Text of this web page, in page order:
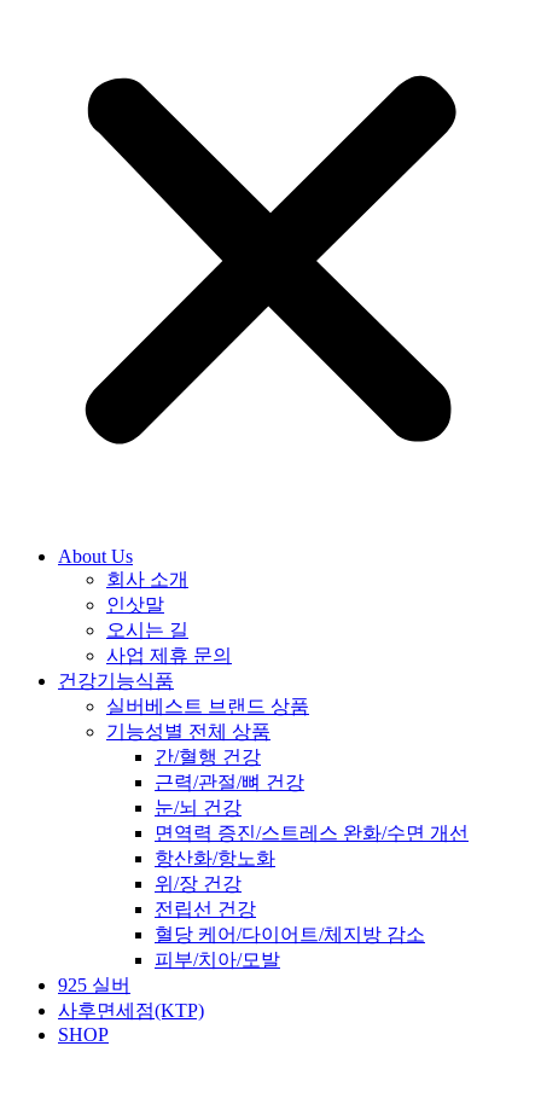
About Us
회사 소개
인삿말
오시는 길
사업 제휴 문의
건강기능식품
실버베스트 브랜드 상품
기능성별 전체 상품
간/혈행 건강
근력/관절/뼈 건강
눈/뇌 건강
면역력 증진/스트레스 완화/수면 개선
항산화/항노화
위/장 건강
전립선 건강
혈당 케어/다이어트/체지방 감소
피부/치아/모발
925 실버
사후면세점(KTP)
SHOP